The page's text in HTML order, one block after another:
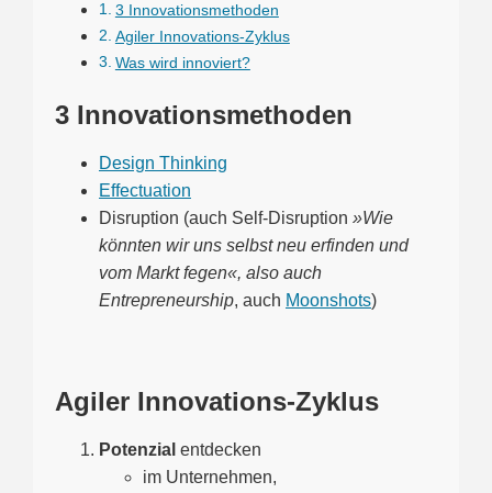
3 Innovationsmethoden
Agiler Innovations-Zyklus
Was wird innoviert?
3 Innovationsmethoden
Design Thinking
Effectuation
Disruption (auch Self-Disruption »Wie
könnten wir uns selbst neu erfinden und
vom Markt fegen«, also auch
Entrepreneurship, auch Moonshots)
Agiler Innovations-Zyklus
Potenzial entdecken
im Unternehmen,